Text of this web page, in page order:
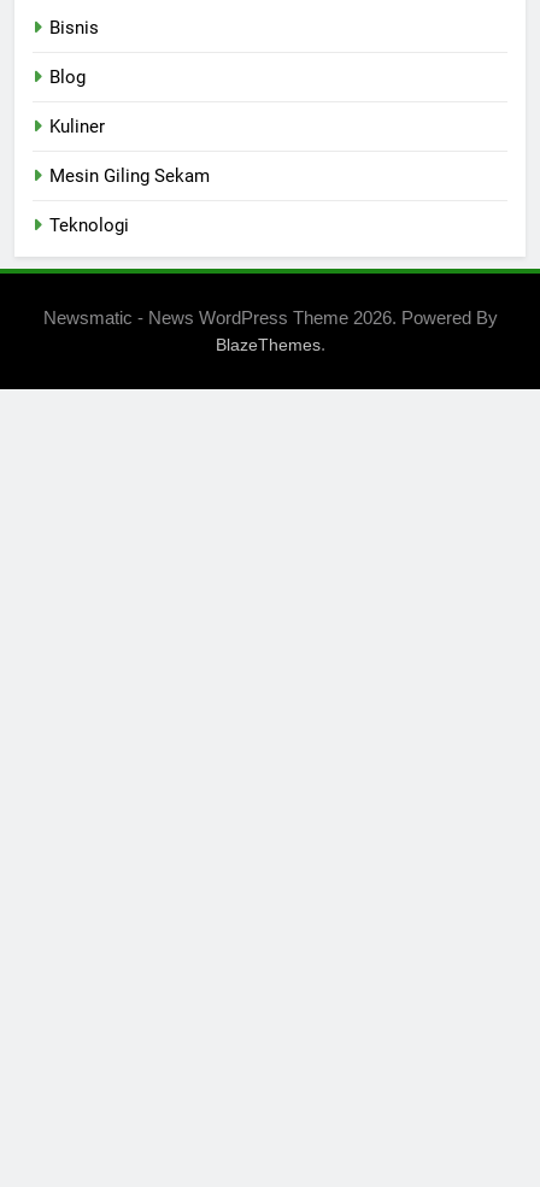
Bisnis
Blog
Kuliner
Mesin Giling Sekam
Teknologi
Newsmatic - News WordPress Theme 2026. Powered By
BlazeThemes.